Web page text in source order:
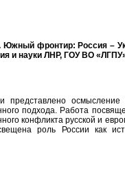
Южный фронтир: Россия –
и науки ЛНР, ГОУ ВО
представлено
подхода. Работа
конфликта русской и
роль России как